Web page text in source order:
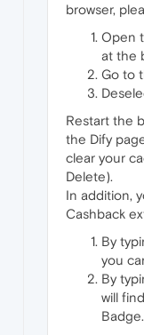
browser,
Open
at the
Go to
Restart the
the Dify
clear your
Delete).
In addition,
Cashback
By
you
By
will
Badge.